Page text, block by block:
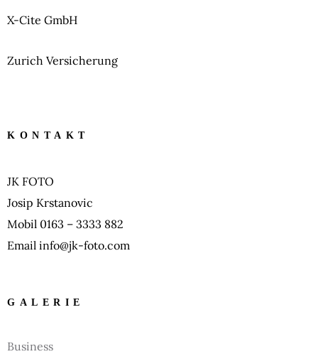
X-Cite GmbH
Zurich Versicherung
KONTAKT
JK FOTO
Josip Krstanovic
Mobil 0163 – 3333 882
Email info@jk-foto.com
GALERIE
Business